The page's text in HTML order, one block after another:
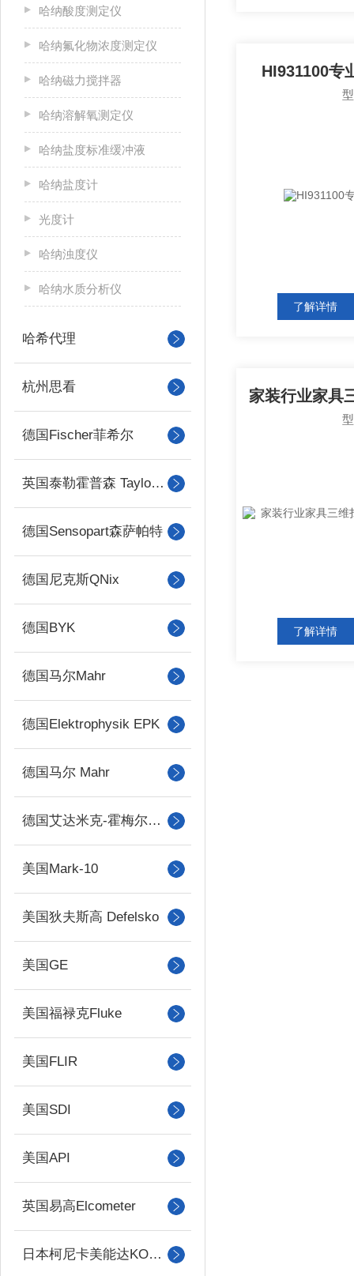
哈纳酸度测定仪
哈纳氟化物浓度测定仪
哈纳磁力搅拌器
哈纳溶解氧测定仪
哈纳盐度标准缓冲液
哈纳盐度计
光度计
哈纳浊度仪
哈纳水质分析仪
哈希代理
杭州思看
德国Fischer菲希尔
英国泰勒霍普森 Taylor Hobson
德国Sensopart森萨帕特
德国尼克斯QNix
德国BYK
德国马尔Mahr
德国Elektrophysik EPK
德国马尔 Mahr
德国艾达米克-霍梅尔Hommel
美国Mark-10
美国狄夫斯高 Defelsko
美国GE
美国福禄克Fluke
美国FLIR
美国SDI
美国API
英国易高Elcometer
日本柯尼卡美能达KONICA MINOLTA
HI931100专
了解详情
了解详情